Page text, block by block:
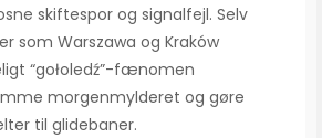
skiftespor og signalfejl. Selv
som Warszawa og Kraków
“gołoledź”-fænomen
morgenmylderet og gøre
til glidebaner.